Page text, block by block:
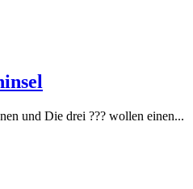
und Die drei ??? wollen einen...